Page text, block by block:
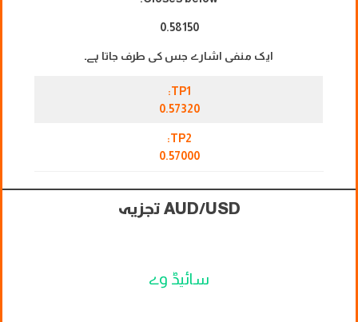
0.58150
ایک منفی اشارے جس کی طرف جاتا ہے۔
TP1:
0.57320
TP2:
0.57000
AUD/USD تجزیہ
سائیڈ وے